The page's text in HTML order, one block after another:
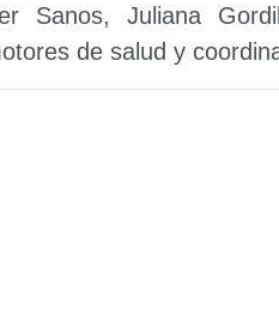
Sanos, Juliana
de salud y